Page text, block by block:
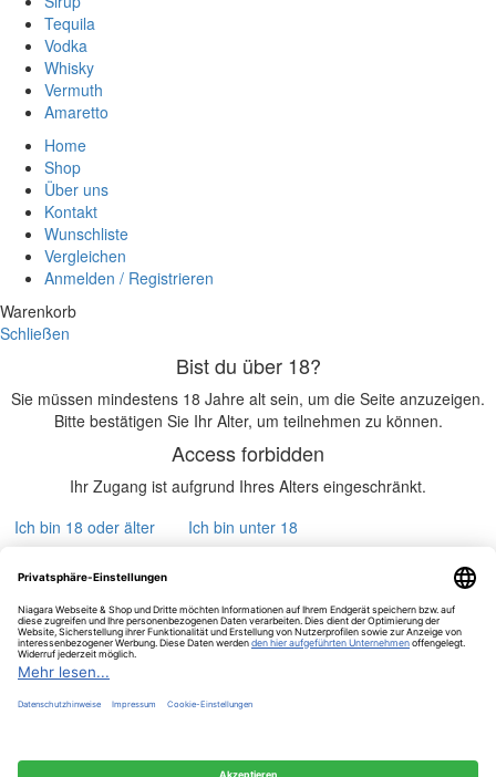
Tequila
Vodka
Whisky
Vermuth
Amaretto
Home
Shop
Über uns
Kontakt
Wunschliste
Vergleichen
Anmelden / Registrieren
Warenkorb
Schließen
Bist du über 18?
Sie müssen mindestens 18 Jahre alt sein, um die Seite anzuzeigen.
Bitte bestätigen Sie Ihr Alter, um teilnehmen zu können.
Access forbidden
Ihr Zugang ist aufgrund Ihres Alters eingeschränkt.
Ich bin 18 oder älter
Ich bin unter 18
Caol Ila 12YO 43% – 0,70 l
43,84€
9 vorrätig
Zur Wunschliste hinzufügen